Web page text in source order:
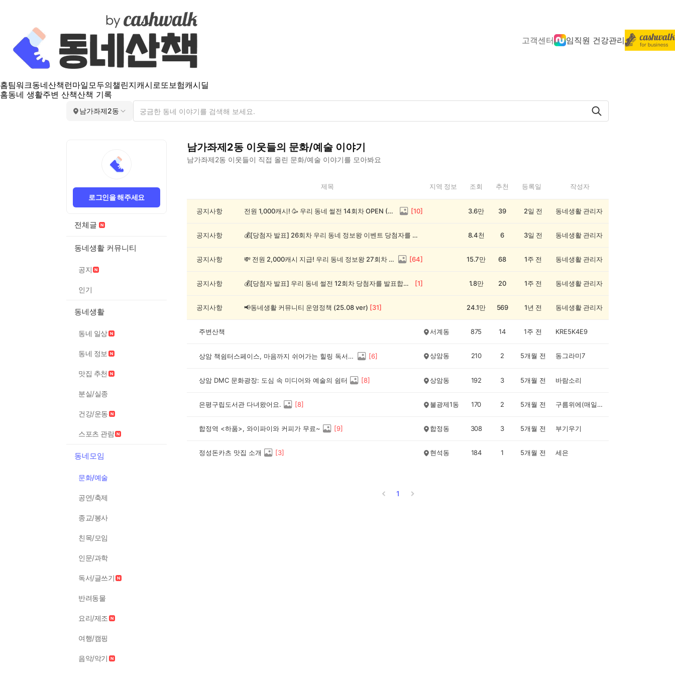
고객센터 임직원 건강관리
홈팀워크동네산책 런마일모두의챌린지캐시로또보험캐시딜
홈동네 생활주변 산책산책 기록
남가좌제2동
로그인을 해주세요
전체글
동네생활 커뮤니티
공지
인기
동네생활
동네 일상
동네 정보
맛집 추천
분실/실종
건강/운동
스포츠 관람
동네모임
문화/예술
공연/축제
종교/봉사
친목/모임
인문/과학
독서/글쓰기
반려동물
요리/제조
여행/캠핑
음악/악기
남가좌제2동 이웃들의 문화/예술 이야기
남가좌제2동 이웃들이 직접 올린 문화/예술 이야기를 모아봐요
좌
제목 지역 정보 조회 추천 등록일 작성자
공지사항 전원 1,000캐시! 🥳 우리 동네 썰전 14회차 OPEN (~8/17) [10] 3.6만 39 2일 전 동네생활 관리자
공지사항 💰[당첨자 발표] 26회차 우리 동네 정보왕 이벤트 당첨자를 발표합니다! 8.4천 6 3일 전 동네생활 관리자
공지사항 💸 전원 2,000캐시 지급! 우리 동네 정보왕 27회차 (~8/10) [64] 15.7만 68 1주 전 동네생활 관리자
공지사항 💰[당첨자 발표] 우리 동네 썰전 12회차 당첨자를 발표합니다! [1] 1.8만 20 1주 전 동네생활 관리자
공지사항 📢동네생활 커뮤니티 운영정책 (25.08 ver) [31] 24.1만 569 1년 전 동네생활 관리자
주변산책 서계동 875 14 1주 전 KRE5K4E9
상암 책쉼터스페이스, 마음까지 쉬어가는 힐링 독서 공간 [6] 상암동 210 2 5개월 전 동그라미7
상암 DMC 문화광장: 도심 속 미디어와 예술의 쉼터 [8] 상암동 192 3 5개월 전 바람소리
은평구립도서관 다녀왔어요. [8] 불광제1동 170 2 5개월 전 구름위에(매일오전중)
합정역 <하품>, 와이파이와 커피가 무료~ [9] 합정동 308 3 5개월 전 부기우기
정성돈카츠 맛집 소개 [3] 현석동 184 1 5개월 전 세은
1